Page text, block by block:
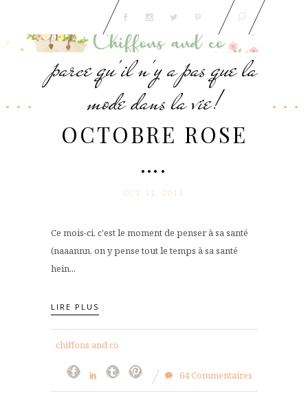
parce qu'il n'y a pas que la
mode dans la vie!
OCTOBRE ROSE
….
OCT 11. 2013
Ce mois-ci, c'est le moment de penser à sa santé
(naaannn, on y pense tout le temps à sa santé
hein...
LIRE PLUS
chiffons and co
64 Commentaires